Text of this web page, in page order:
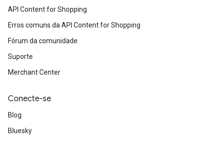
API Content for Shopping
Erros comuns da API Content for Shopping
Fórum da comunidade
Suporte
Merchant Center
Conecte-se
Blog
Bluesky